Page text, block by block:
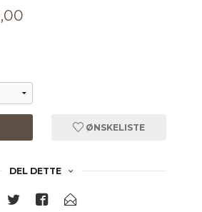
ØNSKELISTE
DEL DETTE